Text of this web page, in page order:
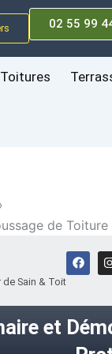
02 55 99
Toitures
de
Sain & Toit
F
a
c
b
o
k
I
et